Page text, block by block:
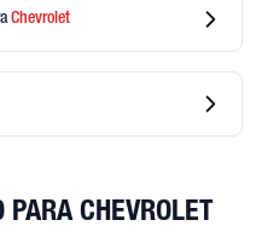
Chevrolet
CHEVROLET